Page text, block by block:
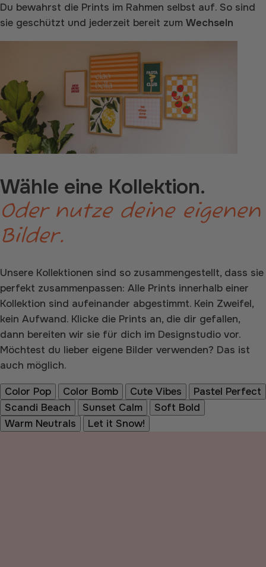
Du bewahrst die Prints im Rahmen selbst auf. So sind
sie geschützt und jederzeit bereit zum Wechseln
Wähle eine Kollektion.
Oder nutze deine eigenen
Bilder.
Unsere Kollektionen sind so zusammengestellt, dass sie
perfekt zusammenpassen: Alle Prints innerhalb einer
Kollektion sind aufeinander abgestimmt. Kein Zweifel,
kein Aufwand. Klicke die Prints an, die dir gefallen,
dann bereiten wir sie für dich im Designstudio vor.
Möchtest du lieber eigene Bilder verwenden? Das ist
auch möglich.
Color Pop Color Bomb Cute Vibes
Pastel Perfect
Scandi Beach
Sunset Calm
Soft Bold
Warm Neutrals
Let it Snow!